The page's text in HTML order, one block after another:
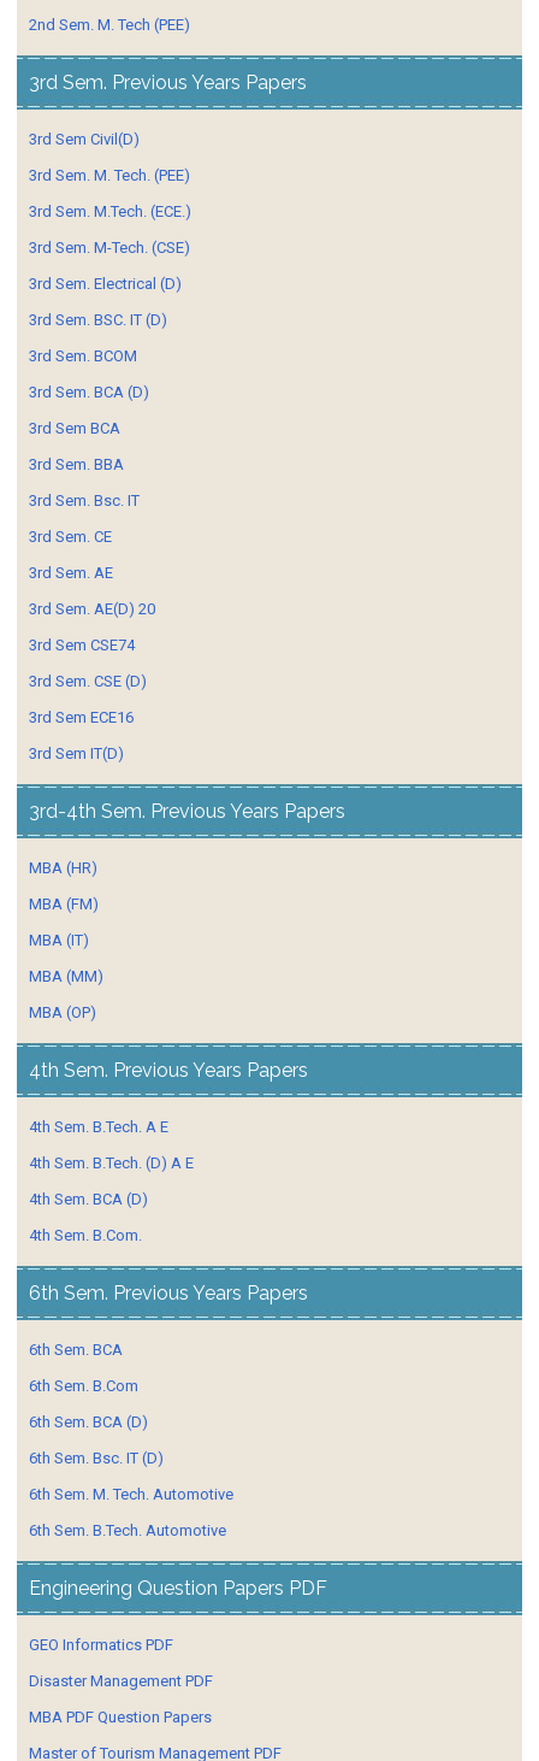
2nd Sem. M. Tech (PEE)
3rd Sem. Previous Years Papers
3rd Sem Civil(D)
3rd Sem. M. Tech. (PEE)
3rd Sem. M.Tech. (ECE.)
3rd Sem. M-Tech. (CSE)
3rd Sem. Electrical (D)
3rd Sem. BSC. IT (D)
3rd Sem. BCOM
3rd Sem. BCA (D)
3rd Sem BCA
3rd Sem. BBA
3rd Sem. Bsc. IT
3rd Sem. CE
3rd Sem. AE
3rd Sem. AE(D) 20
3rd Sem CSE74
3rd Sem. CSE (D)
3rd Sem ECE16
3rd Sem IT(D)
3rd-4th Sem. Previous Years Papers
MBA (HR)
MBA (FM)
MBA (IT)
MBA (MM)
MBA (OP)
4th Sem. Previous Years Papers
4th Sem. B.Tech. A E
4th Sem. B.Tech. (D) A E
4th Sem. BCA (D)
4th Sem. B.Com.
6th Sem. Previous Years Papers
6th Sem. BCA
6th Sem. B.Com
6th Sem. BCA (D)
6th Sem. Bsc. IT (D)
6th Sem. M. Tech. Automotive
6th Sem. B.Tech. Automotive
Engineering Question Papers PDF
GEO Informatics PDF
Disaster Management PDF
MBA PDF Question Papers
Master of Tourism Management PDF